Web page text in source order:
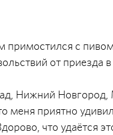
примостился с
от приезда
Нижний
меня приятно
что удаётся